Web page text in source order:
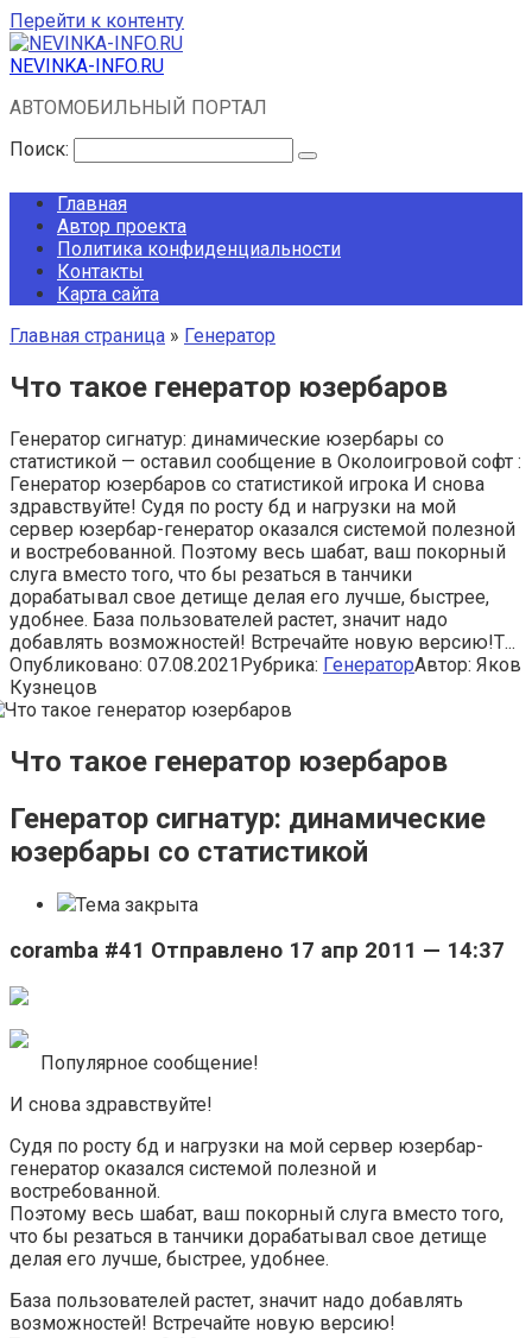
Перейти к контенту
NEVINKA-INFO.RU
АВТОМОБИЛЬНЫЙ ПОРТАЛ
Поиск:
Главная
Автор проекта
Политика конфиденциальности
Контакты
Карта сайта
Главная страница » Генератор
Что такое генератор юзербаров
Генератор сигнатур: динамические юзербары со
статистикой — оставил сообщение в Околоигровой софт :
Генератор юзербаров со статистикой игрока И снова
здравствуйте! Судя по росту бд и нагрузки на мой
сервер юзербар-генератор оказался системой полезной
и востребованной. Поэтому весь шабат, ваш покорный
слуга вместо того, что бы резаться в танчики
дорабатывал свое детище делая его лучше, быстрее,
удобнее. База пользователей растет, значит надо
добавлять возможностей! Встречайте новую версию!Т...
Опубликовано: 07.08.2021Рубрика: ГенераторАвтор: Яков
Кузнецов
Что такое генератор юзербаров
Генератор сигнатур: динамические
юзербары со статистикой
Тема закрыта
coramba #41 Отправлено 17 апр 2011 — 14:37
Популярное сообщение!
И снова здравствуйте!
Судя по росту бд и нагрузки на мой сервер юзербар-
генератор оказался системой полезной и
востребованной.
Поэтому весь шабат, ваш покорный слуга вместо того,
что бы резаться в танчики дорабатывал свое детище
делая его лучше, быстрее, удобнее.
База пользователей растет, значит надо добавлять
возможностей! Встречайте новую версию!